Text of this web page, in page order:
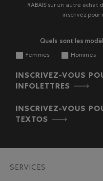
RABAIS sur un autre achat
inscrivez pour
Quels sont les
Femmes Hommes
INSCRIVEZ-VOUS
INFOLETTRES
INSCRIVEZ-VOUS
TEXTOS
SERVICES